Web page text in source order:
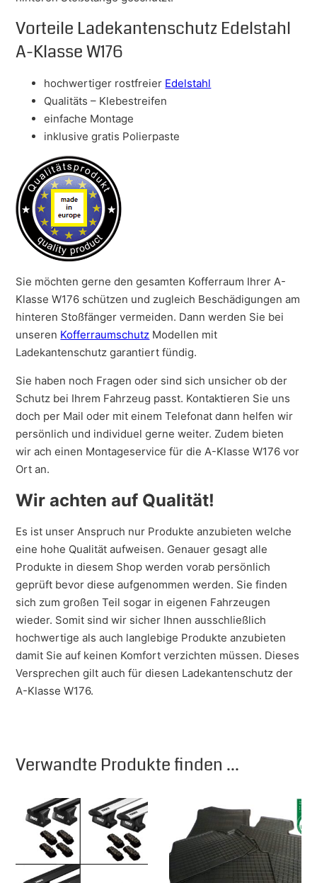
Vorteile Ladekantenschutz Edelstahl
A-Klasse W176
hochwertiger rostfreier Edelstahl
Qualitäts – Klebestreifen
einfache Montage
inklusive gratis Polierpaste
Sie möchten gerne den gesamten Kofferraum Ihrer A-
Klasse W176 schützen und zugleich Beschädigungen am
hinteren Stoßfänger vermeiden. Dann werden Sie bei
unseren Kofferraumschutz Modellen mit
Ladekantenschutz garantiert fündig.
Sie haben noch Fragen oder sind sich unsicher ob der
Schutz bei Ihrem Fahrzeug passt. Kontaktieren Sie uns
doch per Mail oder mit einem Telefonat dann helfen wir
persönlich und individuel gerne weiter. Zudem bieten
wir ach einen Montageservice für die A-Klasse W176 vor
Ort an.
Wir achten auf Qualität!
Es ist unser Anspruch nur Produkte anzubieten welche
eine hohe Qualität aufweisen. Genauer gesagt alle
Produkte in diesem Shop werden vorab persönlich
geprüft bevor diese aufgenommen werden. Sie finden
sich zum großen Teil sogar in eigenen Fahrzeugen
wieder. Somit sind wir sicher Ihnen ausschließlich
hochwertige als auch langlebige Produkte anzubieten
damit Sie auf keinen Komfort verzichten müssen. Dieses
Versprechen gilt auch für diesen Ladekantenschutz der
A-Klasse W176.
Verwandte Produkte finden ...